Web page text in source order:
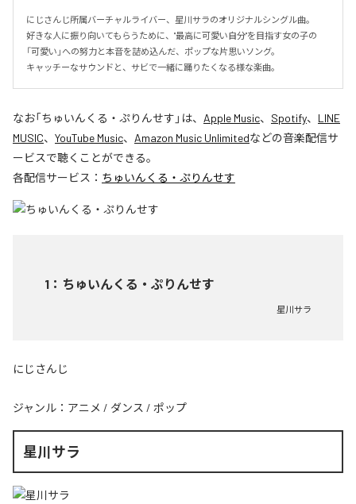
にじさんじ所属バーチャルライバー、星川サラのオリジナルシングル曲。
好きな人に振り向いてもらうために、"最高に可愛い自分"を目指す女の子の
「可愛い」への努力と本音を詰め込んだ、ポップな片思いソング。
キャッチーなサウンドと、サビで一緒に踊りたくなる様な楽曲。
なお「ちゅいんくる・ぷりんせす 」は、 Apple Music、 Spotify、 LINE
MUSIC、 YouTube Music、 Amazon Music Unlimitedなどの音楽配信サ
ービスで聴くことができる。
各配信サービス： ちゅいんくる・ぷりんせす
1 ： ちゅいんくる・ぷりんせす
星川サラ
にじさんじ
ジャンル： アニメ / ダンス / ポップ
星川サラ